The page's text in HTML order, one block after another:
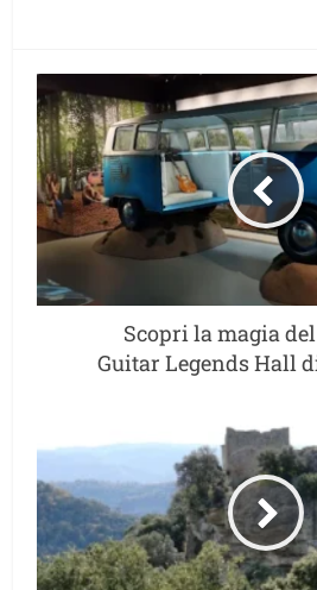
Scopri la magia
Guitar Legends Hall